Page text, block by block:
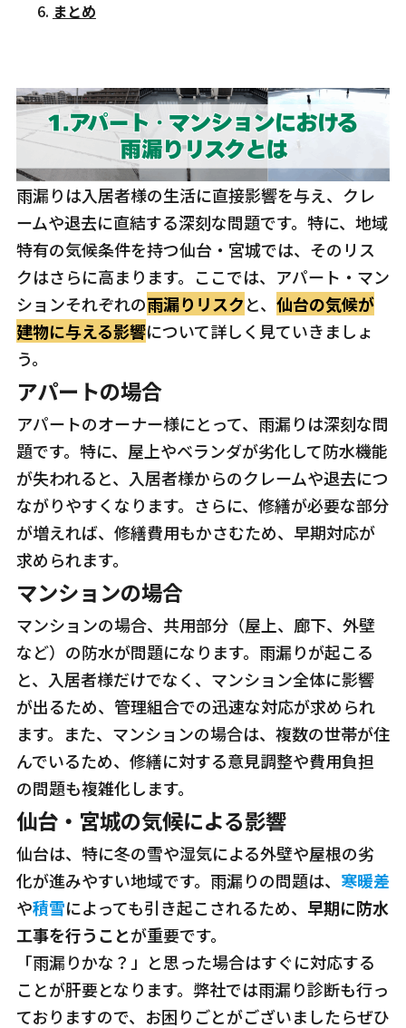
まとめ
雨漏りは入居者様の生活に直接影響を与え、クレ
ームや退去に直結する深刻な問題です。特に、地域
特有の気候条件を持つ仙台・宮城では、そのリス
クはさらに高まります。ここでは、アパート・マン
ションそれぞれの雨漏りリスクと、 仙台の気候が
建物に与える影響について詳しく見ていきましょ
う。
アパートの場合
アパートのオーナー様にとって、雨漏りは深刻な問
題です。特に、屋上やベランダが劣化して防水機能
が失われると、入居者様からのクレームや退去につ
ながりやすくなります。さらに、修繕が必要な部分
が増えれば、修繕費用もかさむため、早期対応が
求められます。
マンションの場合
マンションの場合、共用部分（屋上、廊下、外壁
など）の防水が問題になります。雨漏りが起こる
と、入居者様だけでなく、マンション全体に影響
が出るため、管理組合での迅速な対応が求められ
ます。また、マンションの場合は、複数の世帯が住
んでいるため、修繕に対する意見調整や費用負担
の問題も複雑化します。
仙台・宮城の気候による影響
仙台は、特に冬の雪や湿気による外壁や屋根の劣
化が進みやすい地域です。雨漏りの問題は、 寒暖差
や積雪によっても引き起こされるため、 早期に防水
工事を行うことが重要です。
「雨漏りかな？」と思った場合はすぐに対応する
ことが肝要となります。弊社では雨漏り診断も行っ
ておりますので、お困りごとがございましたらぜひ